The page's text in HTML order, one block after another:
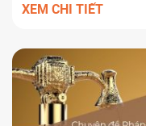
XEM CHI TIẾT